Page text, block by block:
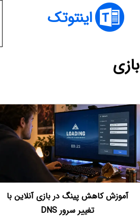
اینتوتک
بازی
آموزش کاهش پینگ در بازی آنلاین با
تغییر سرور DNS